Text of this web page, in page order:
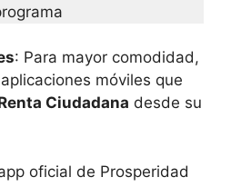
: Para mayor comodidad,
móviles que
Ciudadana desde su
oficial de Prosperidad